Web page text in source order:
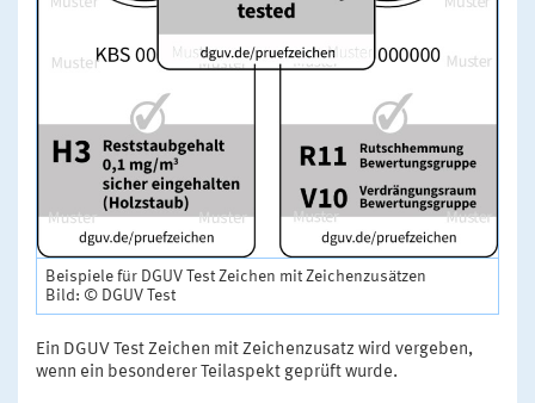
Beispiele für DGUV Test Zeichen mit Zeichenzusätzen
Bild: © DGUV Test
Ein DGUV Test Zeichen mit Zeichenzusatz wird vergeben,
wenn ein besonderer Teilaspekt geprüft wurde.